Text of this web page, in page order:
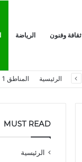
ثقافة وفنون الرياضة
الرئيسية المناطق 1
MUST READ
الرئيسية